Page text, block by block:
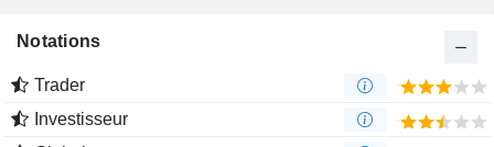
Notations
Trader
Investisseur